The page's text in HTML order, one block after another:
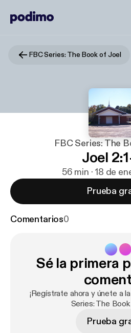
FBC Series: The Book of Joel
FBC Series: The
Joel
56 min · 18 de
Prueba
Comentarios0
Sé la primera
¡Regístrate ahora y únete a
Series: The
Prueba